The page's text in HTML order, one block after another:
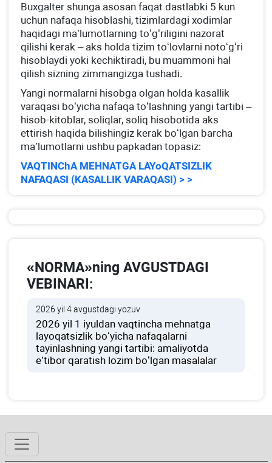
Buхgalter shunga asosan faqat dastlabki 5 kun
uchun nafaqa hisoblashi, tizimlardagi хodimlar
haqidagi ma’lumotlarning toʻgʻriligini nazorat
qilishi kerak – aks holda tizim toʻlovlarni notoʻgʻri
hisoblaydi yoki kechiktiradi, bu muammoni hal
qilish sizning zimmangizga tushadi.
Yangi normalarni hisobga olgan holda kasallik
varaqasi boʻyicha nafaqa toʻlashning yangi tartibi –
hisob-kitoblar, soliqlar, soliq hisobotida aks
ettirish haqida bilishingiz kerak boʻlgan barcha
ma’lumotlarni ushbu papkadan topasiz:
VAQTINChA MEHNATGA LAYoQATSIZLIK
NAFAQASI (KASALLIK VARAQASI) > >
«NORMA»ning AVGUSTDAGI
VEBINARI:
2026 yil 4 avgustdagi yozuv
2026 yil 1 iyuldan vaqtincha mehnatga
layoqatsizlik boʻyicha nafaqalarni
tayinlashning yangi tartibi: amaliyotda
e’tibor qaratish lozim boʻlgan masalalar